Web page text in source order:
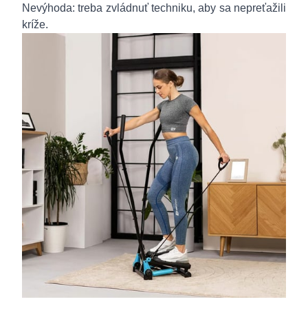
Nevýhoda: treba zvládnuť techniku, aby sa nepreťažili
kríže.